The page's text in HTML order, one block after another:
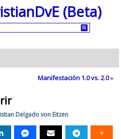
(Beta)
Manifestación 1.0 vs. 2.0»
Delgado von Eitzen